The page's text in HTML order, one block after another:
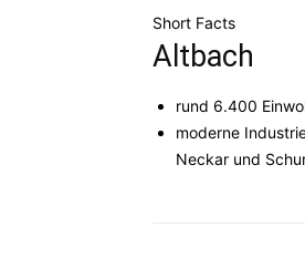
Short Facts
Altbach
rund 6.400
moderne
Neckar und